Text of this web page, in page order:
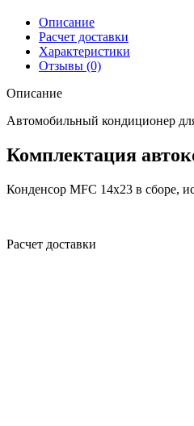
Описание
Расчет доставки
Характеристики
Отзывы (0)
Описание
Автомобильный кондиционер
Комплектация
Конденсор MFC 14х23 в сборе,
Расчет доставки